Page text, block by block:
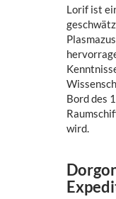
Lorif ist
Bord des
wird.